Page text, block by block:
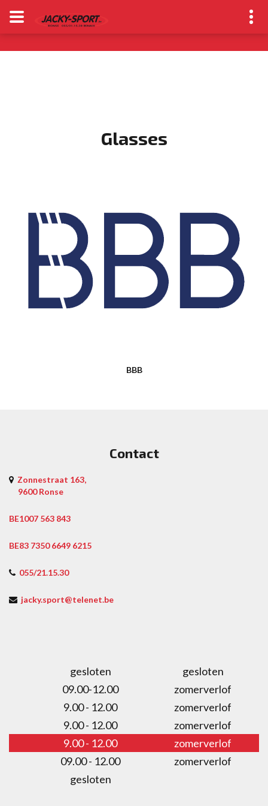
Glasses
BBB
Contact
Zonnestraat 163,
9600 Ronse
BE1007 563 843
BE83 7350 6649 6215
055/21.15.30
jacky.sport@telenet.be
gesloten
gesloten
09.00-12.00
zomerverlof
9.00 - 12.00
zomerverlof
9.00 - 12.00
zomerverlof
9.00 - 12.00
zomerverlof
09.00 - 12.00
zomerverlof
gesloten